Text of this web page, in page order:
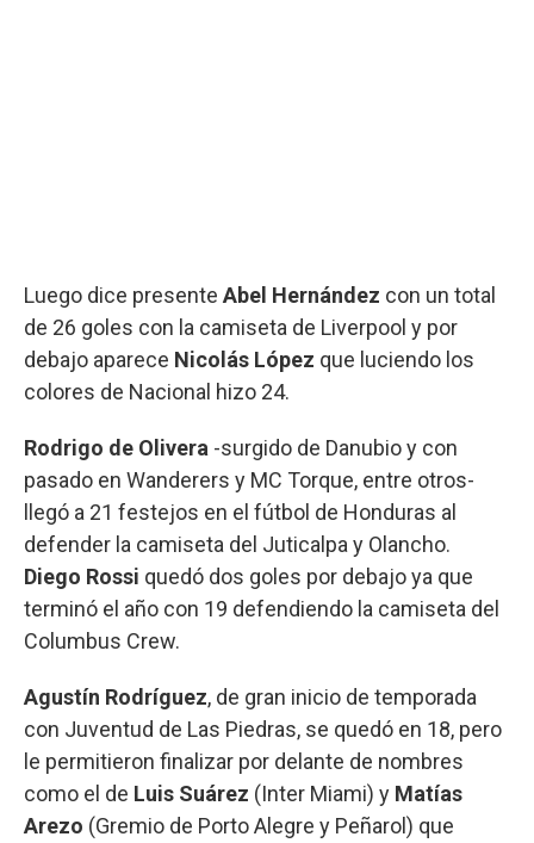
Luego dice presente Abel Hernández con un total
de 26 goles con la camiseta de Liverpool y por
debajo aparece Nicolás López que luciendo los
colores de Nacional hizo 24.
Rodrigo de Olivera -surgido de Danubio y con
pasado en Wanderers y MC Torque, entre otros-
llegó a 21 festejos en el fútbol de Honduras al
defender la camiseta del Juticalpa y Olancho.
Diego Rossi quedó dos goles por debajo ya que
terminó el año con 19 defendiendo la camiseta del
Columbus Crew.
Agustín Rodríguez, de gran inicio de temporada
con Juventud de Las Piedras, se quedó en 18, pero
le permitieron finalizar por delante de nombres
como el de Luis Suárez (Inter Miami) y Matías
Arezo (Gremio de Porto Alegre y Peñarol) que